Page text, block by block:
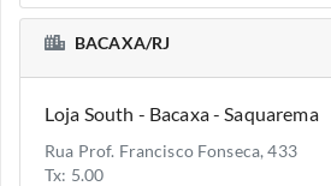
BACAXA/RJ
Loja South - Bacaxa - Saquarema
Rua Prof. Francisco Fonseca, 433
Tx: 5.00